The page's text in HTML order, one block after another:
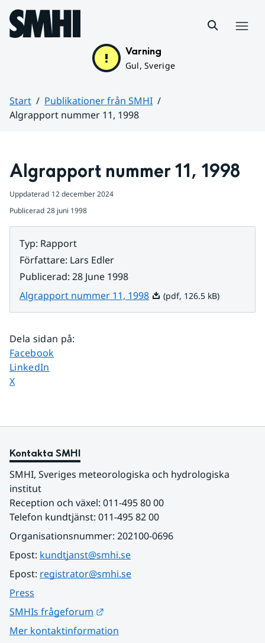
Hoppa till sidans innehåll
Varning
Gul, Sverige
Start
Publikationer från SMHI
Algrapport nummer 11, 1998
Algrapport nummer 11, 1998
Uppdaterad 12 december 2024
Publicerad 28 juni 1998
Typ: Rapport
Författare: Lars Edler
Publicerad: 28 June 1998
Algrapport nummer 11, 1998Pdf, 126.5 kB.
(pdf, 126.5 kB)
Dela sidan på:
Dela sidan på
Facebook
Dela sidan på
LinkedIn
Dela sidan på
X
Kontakta SMHI
SMHI, Sveriges meteorologiska och hydrologiska
institut
Reception och växel: 011-495 80 00
Telefon kundtjänst: 011-495 82 00
Organisationsnummer: 202100-0696
Epost: kundtjanst@smhi.se
Epost: registrator@smhi.se
Press
SMHIs frågeforum
Mer kontaktinformation